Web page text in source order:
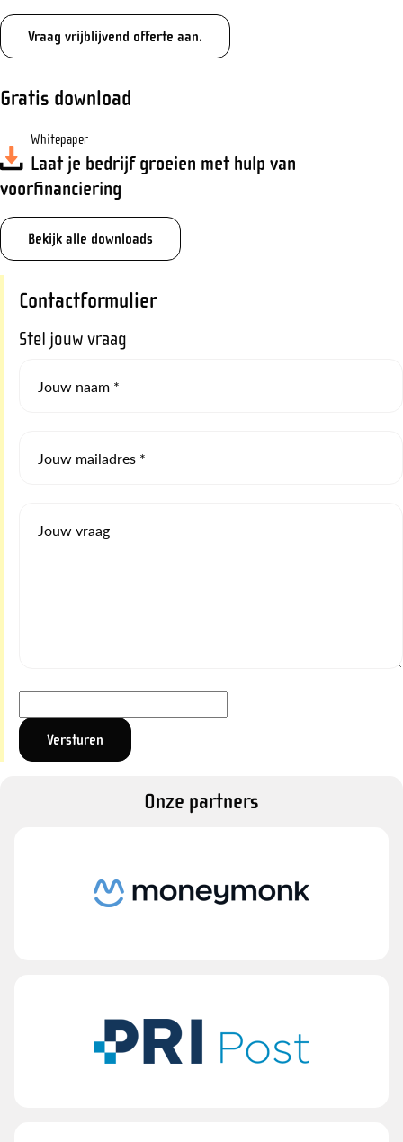
Vraag vrijblijvend offerte aan.
Gratis download
Whitepaper
Laat je bedrijf groeien met hulp van
voorfinanciering
Bekijk alle downloads
Contactformulier
Stel jouw vraag
Jouw naam *
Jouw mailadres *
Jouw vraag
Onze partners